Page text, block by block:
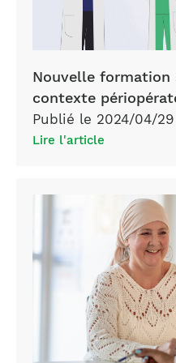
Nouvelle formation
contexte
Publié le 2024/04/29
Lire l'article